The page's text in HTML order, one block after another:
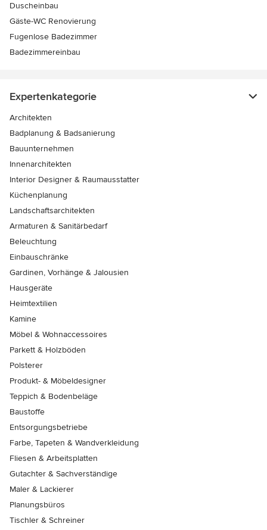
Duscheinbau
Gäste-WC Renovierung
Fugenlose Badezimmer
Badezimmereinbau
Expertenkategorie
Architekten
Badplanung & Badsanierung
Bauunternehmen
Innenarchitekten
Interior Designer & Raumausstatter
Küchenplanung
Landschaftsarchitekten
Armaturen & Sanitärbedarf
Beleuchtung
Einbauschränke
Gardinen, Vorhänge & Jalousien
Hausgeräte
Heimtextilien
Kamine
Möbel & Wohnaccessoires
Parkett & Holzböden
Polsterer
Produkt- & Möbeldesigner
Teppich & Bodenbeläge
Baustoffe
Entsorgungsbetriebe
Farbe, Tapeten & Wandverkleidung
Fliesen & Arbeitsplatten
Gutachter & Sachverständige
Maler & Lackierer
Planungsbüros
Tischler & Schreiner